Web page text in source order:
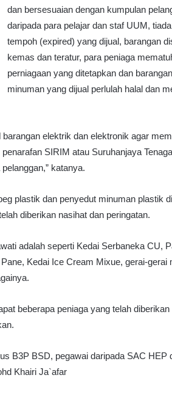
dan bersesuaian dengan kumpulan
daripada para pelajar dan staf UUM,
tempoh (expired) yang dijual, barangan
kemas dan teratur, para peniaga
perniagaan yang ditetapkan dan
minuman yang dijual perlulah halal dan
elektrik dan elektronik agar
SIRIM atau Suruhanjaya
katanya.
plastik dan penyedut minuman plastik
diberikan nasihat dan peringatan.
adalah seperti Kedai Serbaneka CU,
Kedai Ice Cream Mixue, gerai-gerai
beberapa peniaga yang telah
B3P BSD, pegawai daripada SAC HEP
Khairi Ja`afar